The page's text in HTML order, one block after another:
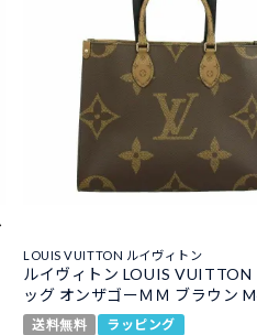
LOUIS VUITTON ルイヴィトン
ルイヴィトン LOUIS VUITTON
ッグ オンザゴーＭＭ ブラウン
送料無料 ラッピング